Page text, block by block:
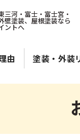
三河・富士・富士宮・
壁塗装、屋根塗装なら
ントへ
由 塗装・外装